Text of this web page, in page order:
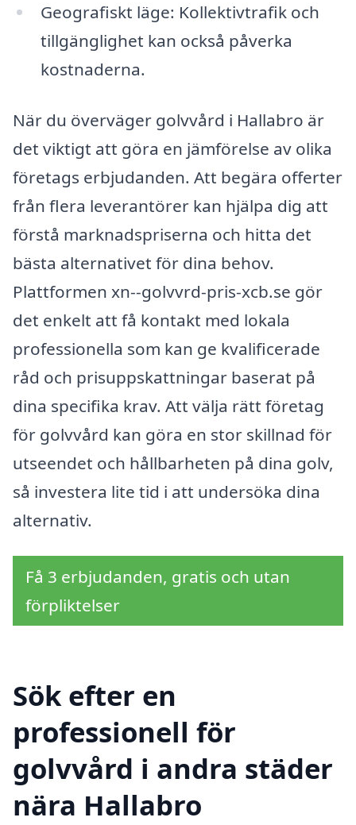
Geografiskt läge: Kollektivtrafik och
tillgänglighet kan också påverka
kostnaderna.
När du överväger golvvård i Hallabro är
det viktigt att göra en jämförelse av olika
företags erbjudanden. Att begära offerter
från flera leverantörer kan hjälpa dig att
förstå marknadspriserna och hitta det
bästa alternativet för dina behov.
Plattformen xn--golvvrd-pris-xcb.se gör
det enkelt att få kontakt med lokala
professionella som kan ge kvalificerade
råd och prisuppskattningar baserat på
dina specifika krav. Att välja rätt företag
för golvvård kan göra en stor skillnad för
utseendet och hållbarheten på dina golv,
så investera lite tid i att undersöka dina
alternativ.
Få 3 erbjudanden, gratis och utan
förpliktelser
Sök efter en
professionell för
golvvård i andra städer
nära Hallabro